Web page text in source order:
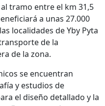
tramo entre el km 31,5
a unas 27.000
localidades de Yby Pyta
de la
de la zona.
se encuentran
y estudios de
el diseño detallado y la